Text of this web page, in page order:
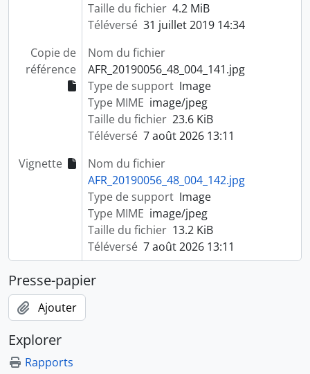
Taille du fichier 4.2 MiB
Téléversé 31 juillet 2019 14:34
Copie de
référence
Nom du fichier
AFR_20190056_48_004_141.jpg
Type de support Image
Type MIME image/jpeg
Taille du fichier 23.6 KiB
Téléversé 7 août 2026 13:11
Vignette
Nom du fichier
AFR_20190056_48_004_142.jpg
Type de support Image
Type MIME image/jpeg
Taille du fichier 13.2 KiB
Téléversé 7 août 2026 13:11
Presse-papier
Ajouter
Explorer
Rapports